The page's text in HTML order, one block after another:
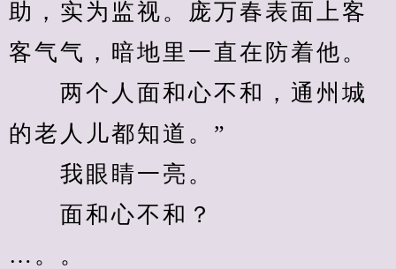
助，实为监视。庞万春表面上客
客气气，暗地里一直在防着他。
两个人面和心不和，通州城
的老人儿都知道。”
我眼睛一亮。
面和心不和？
…。。